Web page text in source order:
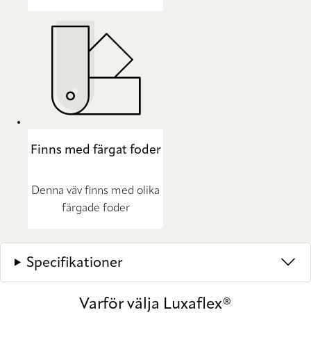
Finns med färgat foder
Denna väv finns med olika
färgade foder
Specifikationer
Varför välja Luxaflex®